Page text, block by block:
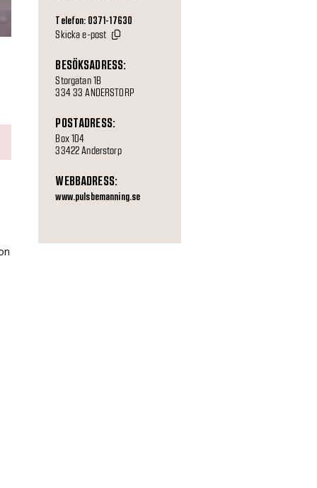
Telefon: 0371-17630
Skicka e-post
BESÖKSADRESS:
Storgatan 1B
334 33 ANDERSTORP
POSTADRESS:
Box 104
33422 Anderstorp
WEBBADRESS:
www.pulsbemanning.se